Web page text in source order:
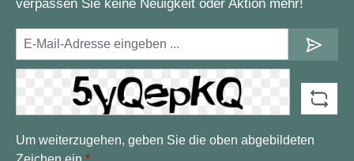
verpassen Sie keine Neuigkeit oder Aktion mehr!
Um weiterzugehen, geben Sie die oben abgebildeten